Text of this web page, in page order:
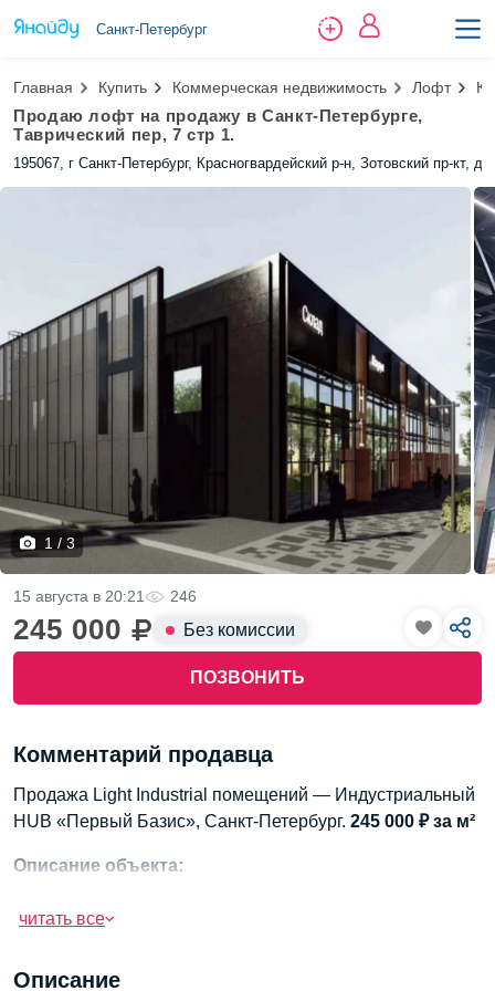
Санкт-Петербург
Главная Купить Коммерческая недвижимость Лофт
Продаю лофт на продажу в Санкт-Петербурге,
Таврический пер, 7 стр 1.
195067, г Санкт-Петербург, Красногвардейский р-н, Зотовский пр-кт, д 9
1 / 3
245 000 Без комиссии
ПОЗВОНИТЬ
15 августа в 20:21 246
Описание
Комментарий продавца
Продажа Light Industrial помещений — Индустриальный
HUB «Первый Базис», Санкт-Петербург. 245 000 ₽ за м²
Описание объекта:
общей площадью 2100 м² с высотой потолков до 7 м и
отопление, отдельный вход с улицы. Первый корпус
читать все